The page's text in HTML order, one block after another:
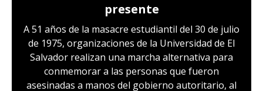
presente
A 51 años de la masacre estudiantil del 30 de julio
de 1975, organizaciones de la Universidad de El
Salvador realizan una marcha alternativa para
conmemorar a las personas que fueron
asesinadas a manos del gobierno autoritario, al